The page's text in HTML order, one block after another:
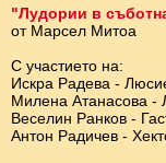
"Лудории в
от Марсел Митоа
С участието на:
Искра Радева -
Милена Атанасова -
Веселин Ранков -
Антон Радичев -